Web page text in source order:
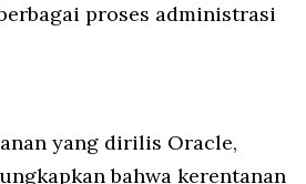
proses administrasi
yang dirilis Oracle,
bahwa kerentanan